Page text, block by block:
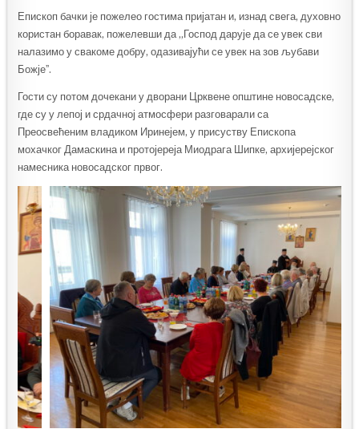
Епископ бачки је пожелео гостима пријатан и, изнад свега, духовно
користан боравак, пожелевши да „Господ дарује да се увек сви
налазимо у свакоме добру, одазивајући се увек на зов љубави
Божјеˮ.
Гости су потом дочекани у дворани Црквене општине новосадске,
где су у лепој и срдачној атмосфери разговарали са
Преосвећеним владиком Иринејем, у присуству Епископа
мохачког Дамаскина и протојереја Миодрага Шипке, архијерејског
намесника новосадског првог.